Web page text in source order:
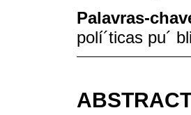
Palavras-
polí´ticas pu´